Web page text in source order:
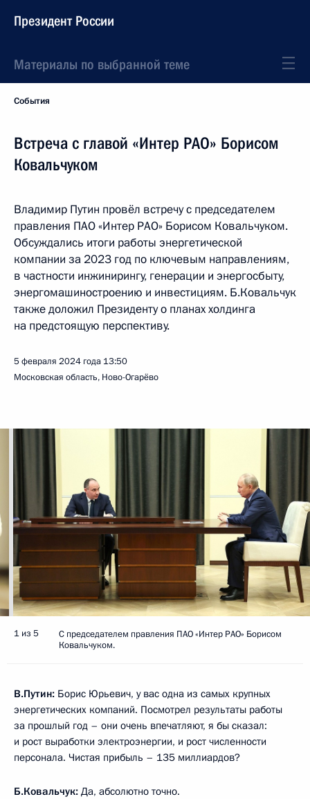
Президент России
Материалы по выбранной теме
События
Встреча с главой «Интер РАО» Борисом
Ковальчуком
Владимир Путин провёл встречу с председателем
правления ПАО «Интер РАО» Борисом Ковальчуком.
Обсуждались итоги работы энергетической
компании за 2023 год по ключевым направлениям,
в частности инжинирингу, генерации и энергосбыту,
энергомашиностроению и инвестициям. Б.Ковальчук
также доложил Президенту о планах холдинга
на предстоящую перспективу.
5 февраля 2024 года 13:50
Московская область, Ново-Огарёво
1 из 5
С председателем правления ПАО «Интер РАО» Борисом
Ковальчуком.
В.Путин: Борис Юрьевич, у вас одна из самых крупных
энергетических компаний. Посмотрел результаты работы
за прошлый год – они очень впечатляют, я бы сказал:
и рост выработки электроэнергии, и рост численности
персонала. Чистая прибыль – 135 миллиардов?
Б.Ковальчук: Да, абсолютно точно.